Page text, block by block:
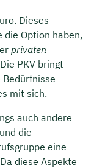
Dieses
Option haben,
privaten
PKV bringt
mit sich.
auch andere
die
eine
diese Aspekte